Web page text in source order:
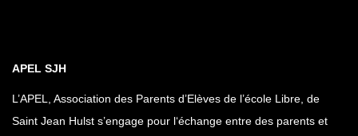
APEL SJH
L’APEL, Association des Parents d’Elèves de l’école Libre, de
Saint Jean Hulst s’engage pour l‘échange entre des parents et